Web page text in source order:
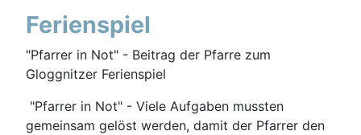
Ferienspiel
"Pfarrer in Not" - Beitrag der Pfarre zum
Gloggnitzer Ferienspiel
"Pfarrer in Not" - Viele Aufgaben mussten
gemeinsam gelöst werden, damit der Pfarrer den